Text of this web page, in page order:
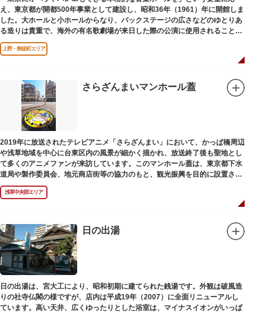
え、東京都が開都500年事業として建設し、昭和36年（1961）年に開館しま
した。大ホールと小ホールからなり、バックステージの広さなどのゆとりあ
る造りは貴重で、海外の有名歌劇場が来日した際の公演に使用されることが
多いホールです。
上野・御徒町エリア
さらざんまいマンホール蓋
2019年に放送されたテレビアニメ「さらざんまい」において、かっぱ橋周辺
や浅草地域を中心に台東区内の風景が細かく描かれ、放送終了後も聖地とし
て多くのアニメファンが来訪しています。このマンホール蓋は、東京都下水
道局や製作委員会、地元商店街等の協力のもと、観光振興を目的に設置され
ました。
描かれているのは、主人公である矢逆一稀、久慈悠、陣内燕太の3人が、か
っぱ橋に封印されていた謎のカッパ型生命体“ケッピ”によって河童の姿に変
設置年月日：令和3年4月13日
浅草中央部エリア
日の出湯
日の出湯は、宮大工により、昭和初期に建てられた銭湯です。外観は破風造
りの社寺仏閣の様ですが、店内は平成19年（2007）に全面リニューアルし
ています。高い天井、広くゆったりとした浴室は、マイナスイオンがいっぱ